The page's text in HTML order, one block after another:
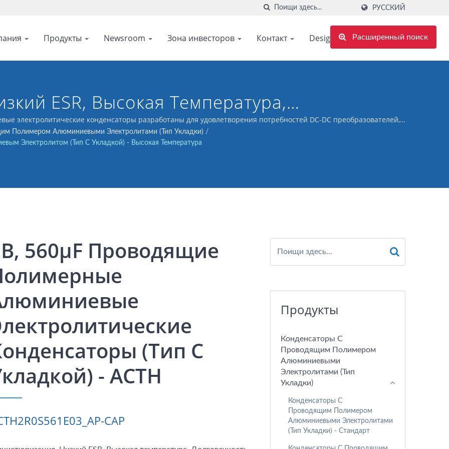
РУССКИЙ
Продукты Newsroom Зона инвесторов Контакт Design supportРасширенный поиск
ESR, Высокая Температура,
электролитические конденсаторы разработаны для удовлетворения потребностей DC-DC преобразователей,
Полимером Алюминиевыми Электролитами (тип Укладки) /
Электролитом (тип С Укладкой) - Высокая Температура
560μF Проводящие
(тип С
- ACTH
CAP
Продукты
Конденсаторы С
Проводящим Полимером
Алюминиевыми
Электролитами (тип
Укладки)
Конденсаторы С
Проводящим Полимером
Алюминиевыми Электролитами
(тип Укладки) - Стандарт